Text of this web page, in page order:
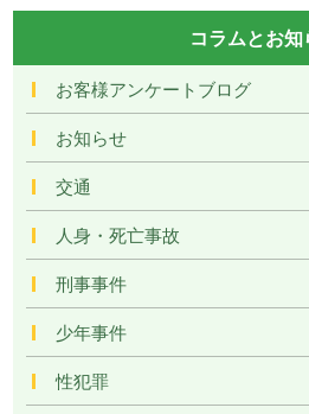
コラムとお知
お客様アンケートブログ
お知らせ
交通
人身・死亡事故
刑事事件
少年事件
性犯罪